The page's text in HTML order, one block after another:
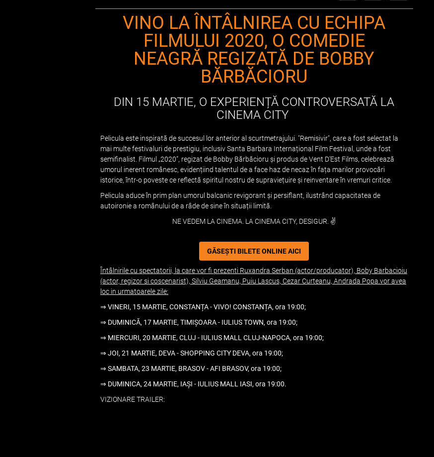
VINO LA ÎNTÂLNIREA CU ECHIPA
FILMULUI 2020, O COMEDIE
NEAGRĂ REGIZATĂ DE BOBBY
BĂRBĂCIORU
DIN 15 MARTIE, O EXPERIENȚĂ CONTROVERSATĂ LA
CINEMA CITY
Pelicula este inspirată de succesul lor anterior al scurtmetrajului. "Remisivir", care a fost selectat la
mai multe festivaluri de prestigiu, inclusiv Santa Barbara Internațional Film Festival, unde a fost
semifinalist. Filmul „2020”, regizat de Bobby Bărbăcioru și produs de Vent D’Est Films, celebrează
umorul inerent românesc, evidențiind talentul de a face haz de necaz în fața marilor provocări
istorice, într-o poveste ce reflectă spiritul nostru de supraviețuire și reinventare în vremuri critice.
Pelicula aduce în prim plan umorul balcanic revigorant și persiflant, ilustrând capacitatea de
autoironie a românului de a râde de sine în situații limită.
NE VEDEM LA CINEMA. LA CINEMA CITY, DESIGUR. ✌️
GĂSEȘTI BILETE ONLINE AICI
Întâlnirile cu spectatorii, la care vor fi prezenti Ruxandra Serban (actor/producator), Boby Barbacioiu
(actor, regizor si coscenarist), Silviu Geamanu, Puiu Lascus, Cezar Curteanu, Andrada Popa.vor avea
loc in urmatoarele zile:
⇒ VINERI, 15 MARTIE, CONSTANȚA - VIVO! CONSTANȚA, ora 19:00;
⇒ DUMINICĂ, 17 MARTIE, TIMIȘOARA - IULIUS TOWN, ora 19:00;
⇒ MIERCURI, 20 MARTIE, CLUJ - IULIUS MALL CLUJ-NAPOCA, ora 19:00;
⇒ JOI, 21 MARTIE, DEVA - SHOPPING CITY DEVA, ora 19:00;
⇒ SAMBATA, 23 MARTIE, BRASOV - AFI BRASOV, ora 19:00;
⇒ DUMINICA, 24 MARTIE, IAȘI - IULIUS MALL IASI, ora 19:00.
VIZIONARE TRAILER: